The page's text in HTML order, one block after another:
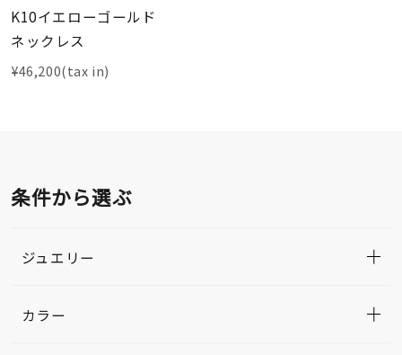
K10イエローゴールド
ネックレス
¥46,200(tax in)
条件から選ぶ
ジュエリー
カラー